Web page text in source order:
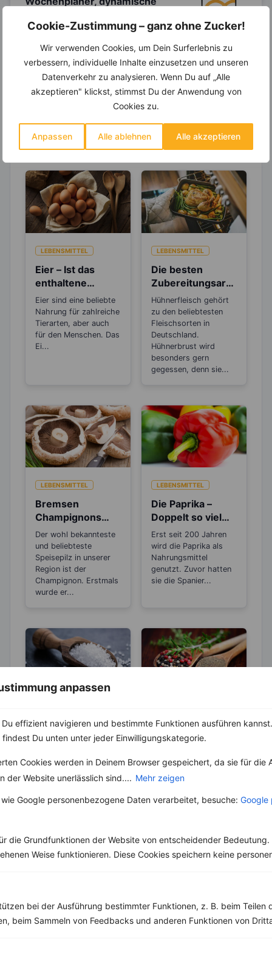
Cookie-Zustimmung – ganz ohne Zucker!
Wir verwenden Cookies, um Dein Surferlebnis zu
verbessern, individuelle Inhalte einzusetzen und unseren
Datenverkehr zu analysieren. Wenn Du auf „Alle
akzeptieren" klickst, stimmst Du der Anwendung von
Cookies zu.
Anpassen Alle ablehnen Alle akzeptieren
anpassen
effizient navigieren und bestimmte Funktionen ausführen
Du unten unter jeder Einwilligungskategorie.
Cookies werden in Deinem Browser gespeichert, da sie für die
der Website unerlässlich sind.... Mehr zeigen
Google personenbezogene Daten verarbeitet, besuche: Google
die Grundfunktionen der Website von entscheidender Bedeutung.
Weise funktionieren. Diese Cookies speichern keine
bei der Ausführung bestimmter Funktionen, z. B. beim Teilen
beim Sammeln von Feedbacks und anderen Funktionen von
viele hilfreiche und zeitsparende Möglichkeiten,
um Deine Ernährung optimal zu gestalten.
dieses Rezepts
LEBENSMITTEL
Eier – Ist das
enthaltene
Cholesterin
gesundheitsschä
dlich?
Eier sind eine beliebte
Nahrung für zahlreiche
Tierarten, aber auch
für den Menschen. Das
Ei...
LEBENSMITTEL
Die besten
Zubereitungsarte
n für
Hühnerfleisch
Hühnerfleisch gehört
zu den beliebtesten
Fleischsorten in
Deutschland.
Hühnerbrust wird
besonders gern
gegessen, denn sie...
LEBENSMITTEL
Bremsen
Champignons
den
Alterungsprozes
s aus?
Der wohl bekannteste
und beliebteste
Speisepilz in unserer
Region ist der
Champignon. Erstmals
wurde er...
LEBENSMITTEL
Die Paprika –
Doppelt so viel
Vitamin C, wie die
Zitrone
Erst seit 200 Jahren
wird die Paprika als
Nahrungsmittel
genutzt. Zuvor hatten
sie die Spanier...
KRÄUTER & GEWÜRZE
Salz – Die
Salz ist ein
lebenswichtiger Stoff
und aus unserer Küche
nicht mehr weg zu
Pfeffer- Die
Unterschiede
Sorten
Die Heimat des echten
Pfeffers ist die
Malabarküste in Indien.
Klima...